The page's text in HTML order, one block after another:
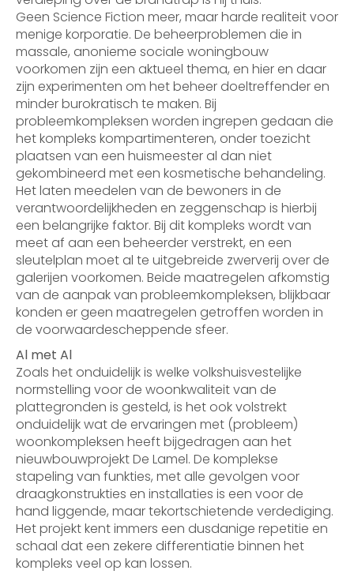
Geen Science Fiction meer, maar harde realiteit voor
menige korporatie. De beheerproblemen die in
massale, anonieme sociale woningbouw
voorkomen zijn een aktueel thema, en hier en daar
zijn experimenten om het beheer doeltreffender en
minder burokratisch te maken. Bij
probleemkompleksen worden ingrepen gedaan die
het kompleks kompartimenteren, onder toezicht
plaatsen van een huismeester al dan niet
gekombineerd met een kosmetische behandeling.
Het laten meedelen van de bewoners in de
verantwoordelijkheden en zeggenschap is hierbij
een belangrijke faktor. Bij dit kompleks wordt van
meet af aan een beheerder verstrekt, en een
sleutelplan moet al te uitgebreide zwerverij over de
galerijen voorkomen. Beide maatregelen afkomstig
van de aanpak van probleemkompleksen, blijkbaar
konden er geen maatregelen getroffen worden in
de voorwaardescheppende sfeer.
Al met Al
Zoals het onduidelijk is welke volkshuisvestelijke
normstelling voor de woonkwaliteit van de
plattegronden is gesteld, is het ook volstrekt
onduidelijk wat de ervaringen met (probleem)
woonkompleksen heeft bijgedragen aan het
nieuwbouwprojekt De Lamel. De komplekse
stapeling van funkties, met alle gevolgen voor
draagkonstrukties en installaties is een voor de
hand liggende, maar tekortschietende verdediging.
Het projekt kent immers een dusdanige repetitie en
schaal dat een zekere differentiatie binnen het
kompleks veel op kan lossen.